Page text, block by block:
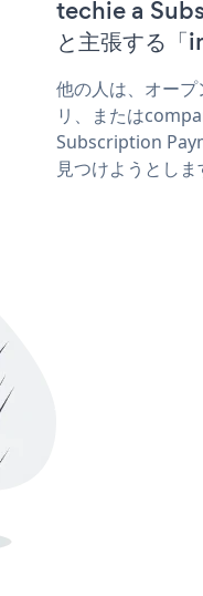
techie a
と主張する「
他の人は、オー
リ、または
Subscription
見つけようとしま